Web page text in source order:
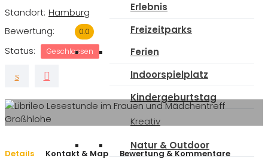
Erlebnis
Freizeitparks
Ferien
Indoorspielplatz
Kindergeburtstag
Kreativ
Natur & Outdoor
Standort Hamburg
Bewertung
0.0
Status Geschlossen
Details Kontakt & Map Bewertung & Kommentare